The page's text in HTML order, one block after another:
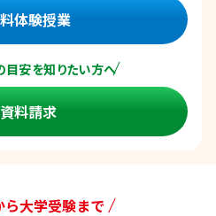
体験授業
目安を知りたい方へ
資料請求
大学受験まで